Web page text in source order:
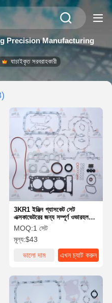
Precision Manufacturing
যাচাইকৃত সরবরাহকারী
3KR1 ইঞ্জিন গ্যাসকেট সেট
এক্সকাভেটরের জন্য সম্পূর্ণ ওভারহল
সেট ইসুজু এক্সকাভেটর ইঞ্জিন পার্টস
MOQ:1 সেট
মূল্য:$43
ভালো দাম
এখন চ্যাট করুন